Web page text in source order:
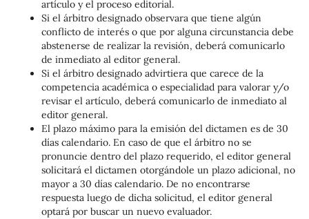
artículo y el proceso editorial.
Si el árbitro designado observara que tiene algún
conflicto de interés o que por alguna circunstancia debe
abstenerse de realizar la revisión, deberá comunicarlo
de inmediato al editor general.
Si el árbitro designado advirtiera que carece de la
competencia académica o especialidad para valorar y/o
revisar el artículo, deberá comunicarlo de inmediato al
editor general.
El plazo máximo para la emisión del dictamen es de 30
días calendario. En caso de que el árbitro no se
pronuncie dentro del plazo requerido, el editor general
solicitará el dictamen otorgándole un plazo adicional, no
mayor a 30 días calendario. De no encontrarse
respuesta luego de dicha solicitud, el editor general
optará por buscar un nuevo evaluador.